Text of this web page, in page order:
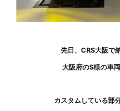
先日、CRS大阪で
大阪府のS様の車
カスタムしている部